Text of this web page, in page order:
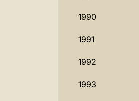
1990
1991
1992
1993